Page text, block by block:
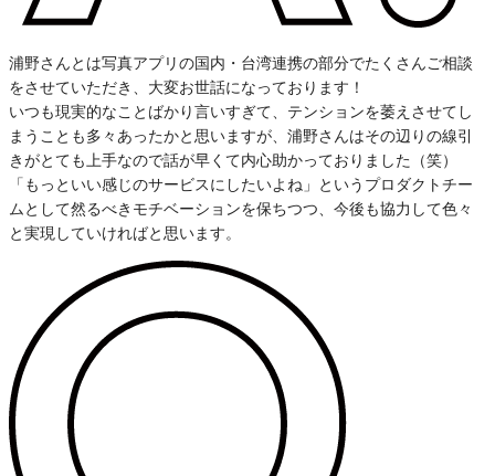
浦野さんとは写真アプリの国内・台湾連携の部分でたくさんご相談
をさせていただき、大変お世話になっております！
いつも現実的なことばかり言いすぎて、テンションを萎えさせてし
まうことも多々あったかと思いますが、浦野さんはその辺りの線引
きがとても上手なので話が早くて内心助かっておりました（笑）
「もっといい感じのサービスにしたいよね」というプロダクトチー
ムとして然るべきモチベーションを保ちつつ、今後も協力して色々
と実現していければと思います。